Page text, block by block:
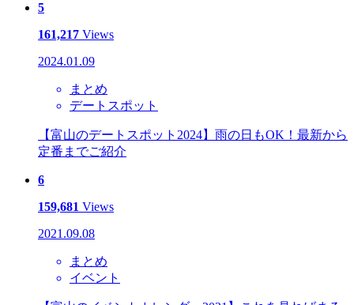
5
161,217 Views
2024.01.09
まとめ
デートスポット
【富山のデートスポット2024】雨の日もOK！最新から
定番までご紹介
6
159,681 Views
2021.09.08
まとめ
イベント